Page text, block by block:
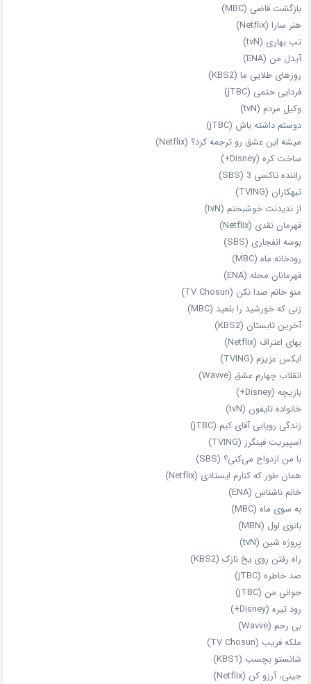
بازگشت قاضی (MBC)
هنر سارا (Netflix)
تب بهاری (tvN)
آیدل من (ENA)
روزهای طلایی ما (KBS2)
فردایی حتمی (jTBC)
وکیل مردم (tvN)
دوستم داشته باش (jTBC)
میشه این عشق رو ترجمه کرد؟ (Netflix)
ساخت کره (Disney+)
راننده تاکسی 3 (SBS)
تبهکاران (TVING)
از ندیدنت خوشبختم (tvN)
قهرمان نقدی (Netflix)
بوسه انفجاری (SBS)
رودخانه ماه (MBC)
قهرمانان محله (ENA)
منو خانم صدا نکن (TV Chosun)
زنی که خورشید را بلعید (MBC)
آخرین تابستان (KBS2)
بهای اعتراف (Netflix)
ایکس عزیزم (TVING)
انقلاب چهارم عشق (Wavve)
بازیچه (Disney+)
خانواده تایفون (tvN)
زندگی رویایی آقای کیم (jTBC)
اسپیریت فینگرز (TVING)
با من ازدواج می‌کنی؟ (SBS)
همان‌ طور که کنارم ایستادی (Netflix)
خانم ناشناس (ENA)
به سوی ماه (MBC)
بانوی اول (MBN)
پروژه شین (tvN)
راه رفتن روی یخ نازک (KBS2)
صد خاطره (jTBC)
جوانی من (jTBC)
رود تیره (Disney+)
بی‌ رحم (Wavve)
ملکه فریب (TV Chosun)
شانستو بچسب (KBS1)
جینی، آرزو کن (Netflix)